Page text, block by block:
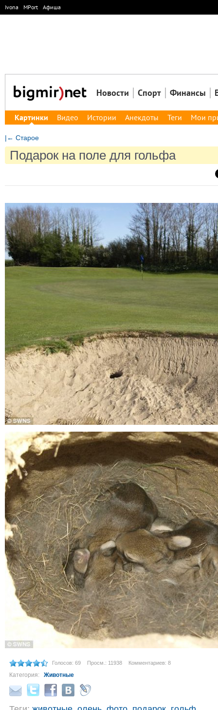
Ivona MPort Афиша
Новости Спорт Финансы
Картинки Видео Истории Анекдоты Теги Мои
|← Старое
Подарок на поле для гольфа
Голосов: 69 Просм.: 11938 Комментариев: 8
Категория: Животные